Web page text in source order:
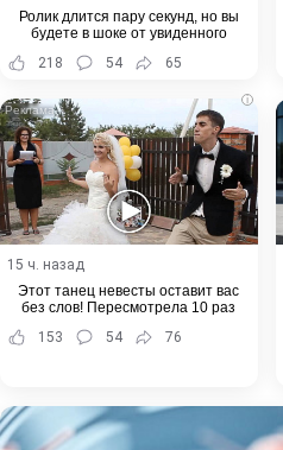
Ролик длится пару секунд, но вы
будете в шоке от увиденного
218
54 65
i
15 ч. назад
Этот танец невесты оставит вас
без слов! Пересмотрела 10 раз
153
54 76